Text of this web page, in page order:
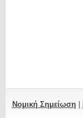
Νομική Σημείωση|